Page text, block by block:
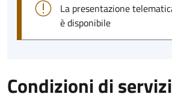
La presentazione
è disponibile
Condizioni di